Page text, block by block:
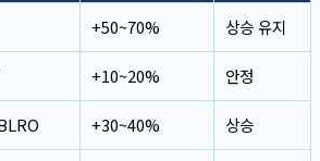
+50~70% 상승 유지
+10~20% 안정
+30~40% 상승